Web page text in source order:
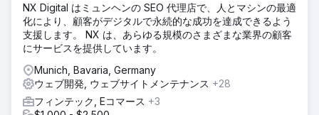
NX Digital はミュンヘンの SEO 代理店で、人とマシンの最適
化により、顧客がデジタルで永続的な成功を達成できるよう
支援します。 NX は、あらゆる規模のさまざまな業界の顧客
にサービスを提供しています。
Munich, Bavaria, Germany
ウェブ開発, ウェブサイトメンテナンス +28
フィンテック, Eコマース +3